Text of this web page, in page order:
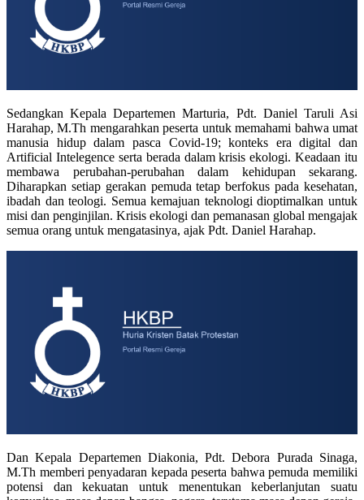
Sedangkan Kepala Departemen Marturia, Pdt. Daniel Taruli Asi
Harahap, M.Th mengarahkan peserta untuk memahami bahwa umat
manusia hidup dalam pasca Covid-19; konteks era digital dan
Artificial Intelegence serta berada dalam krisis ekologi. Keadaan itu
membawa perubahan-perubahan dalam kehidupan sekarang.
Diharapkan setiap gerakan pemuda tetap berfokus pada kesehatan,
ibadah dan teologi. Semua kemajuan teknologi dioptimalkan untuk
misi dan penginjilan. Krisis ekologi dan pemanasan global mengajak
semua orang untuk mengatasinya, ajak Pdt. Daniel Harahap.
Dan Kepala Departemen Diakonia, Pdt. Debora Purada Sinaga,
M.Th memberi penyadaran kepada peserta bahwa pemuda memiliki
potensi dan kekuatan untuk menentukan keberlanjutan suatu